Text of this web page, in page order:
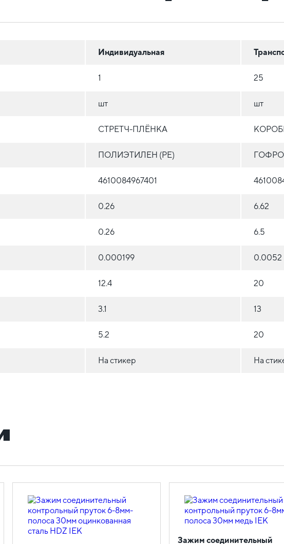
Индивидуальная
1 25
шт шт
СТРЕТЧ-ПЛЁНКА
ПОЛИЭТИЛЕН (PE)
4610084967401
0.26 6.62
0.26 6.5
0.000199 0.0052
12.4 20
3.1 13
5.2 20
На стикер На
Зажим соединительный